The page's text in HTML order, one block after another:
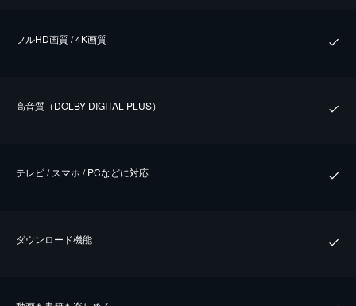
フルHD画質 / 4K画質
⾼⾳質（DOLBY DIGITAL PLUS）
テレビ / スマホ / PCなどに対応
ダウンロード機能